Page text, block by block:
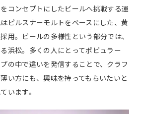
コンセプトにしたビールへ挑戦する運
ピルスナーモルトをベースにした、黄
用。ビールの多様性という部分では、
浜松。多くの人にとってポピュラー
の中で違いを発信することで、クラフ
い方にも、興味を持ってもらいたいと
います。